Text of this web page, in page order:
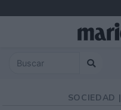
SOCIEDAD |